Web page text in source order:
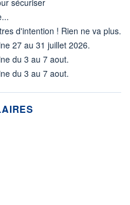
d'intention ! Rien ne va plus.
27 au 31 juillet 2026.
du 3 au 7 aout.
du 3 au 7 aout.